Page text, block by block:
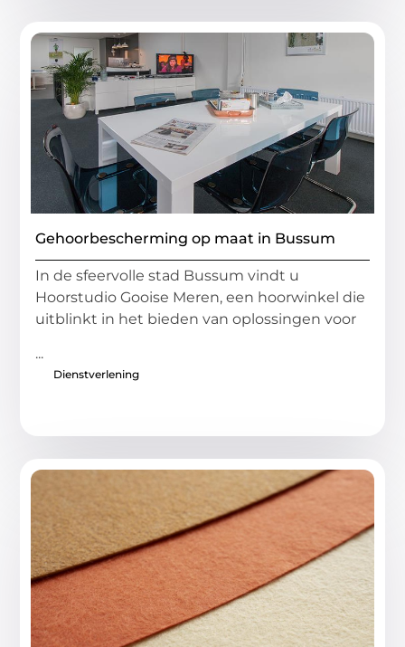
Gehoorbescherming op maat in Bussum
In de sfeervolle stad Bussum vindt u
Hoorstudio Gooise Meren, een hoorwinkel die
uitblinkt in het bieden van oplossingen voor
...
Dienstverlening